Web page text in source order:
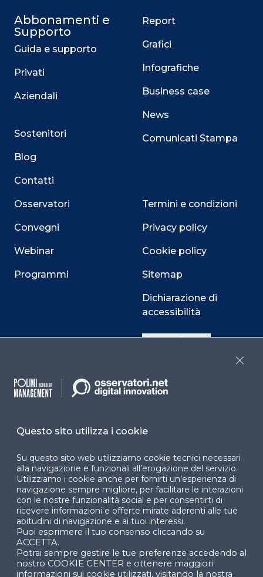
Abbonamenti e
Supporto
Guida e supporto
Privati
Aziendali
Sostenitori
Blog
Contatti
Osservatori
Convegni
Webinar
Programmi
Report
Grafici
Infografiche
Business case
News
Comunicati Stampa
Termini e condizioni
Privacy policy
Cookie policy
Sitemap
Dichiarazione di
accessibilità
Cookie Center
Facebook LinkedIn
© 2024 Copyright © Politecnico di Milano Dipartimento
di Ingegneria Gestionale
Questo sito utilizza i cookie
Su questo sito web utilizziamo cookie tecnici necessari
alla navigazione e funzionali all’erogazione del servizio.
Utilizziamo i cookie anche per fornirti un’esperienza di
navigazione sempre migliore, per facilitare le interazioni
con le nostre funzionalità social e per consentirti di
ricevere informazioni e offerte mirate aderenti alle tue
abitudini di navigazione e ai tuoi interessi.
Puoi esprimere il tuo consenso cliccando su
ACCETTA.
Potrai sempre gestire le tue preferenze accedendo al
nostro COOKIE CENTER e ottenere maggiori
informazioni sui cookie utilizzati, visitando la nostra